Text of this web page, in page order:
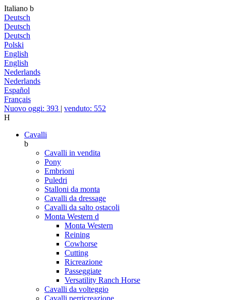
Italiano b
Deutsch
Deutsch
Deutsch
Polski
English
English
Nederlands
Nederlands
Español
Français
Nuovo oggi: 393 | venduto: 552
H
Cavalli
b
Cavalli in vendita
Pony
Embrioni
Puledri
Stalloni da monta
Cavalli da dressage
Cavalli da salto ostacoli
Monta Western d
Monta Western
Reining
Cowhorse
Cutting
Ricreazione
Passeggiate
Versatility Ranch Horse
Cavalli da volteggio
Cavalli perricreazione